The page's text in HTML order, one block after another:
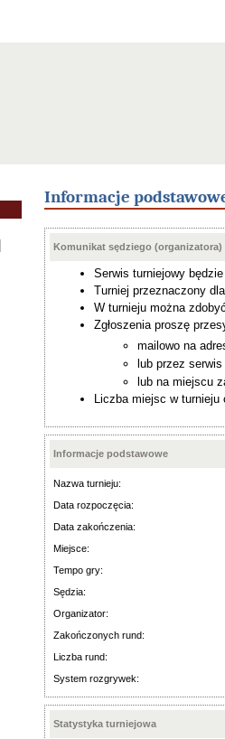
Informacje
Komunikat sędziego (organizatora)
Serwis turniejowy
Turniej przeznaczony
W turnieju można
Zgłoszenia proszę
mailowo na
lub przez
lub na miejscu
Liczba miejsc w turnieju
Informacje podstawowe
Nazwa turnieju:
Data rozpoczęcia:
Data zakończenia:
Miejsce:
Tempo gry:
Sędzia:
Organizator:
Zakończonych rund:
Liczba rund:
System rozgrywek:
Statystyka turniejowa